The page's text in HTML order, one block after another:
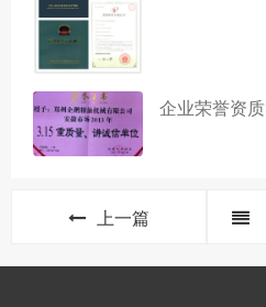
企业荣誉资质
上一篇